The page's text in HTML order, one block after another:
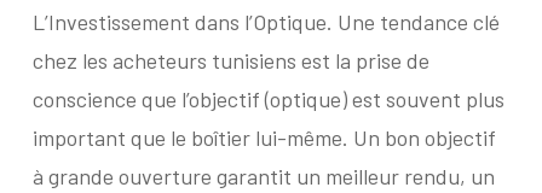
L’Investissement dans l’Optique. Une tendance clé
chez les acheteurs tunisiens est la prise de
conscience que l’objectif (optique) est souvent plus
important que le boîtier lui-même. Un bon objectif
à grande ouverture garantit un meilleur rendu, un